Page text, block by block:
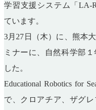
学習支援システム「LA-
ています。
3月27日（木）に、熊本
ミナーに、自然科学部
した。
Educational Robotics for
で、クロアチア、ザグレ